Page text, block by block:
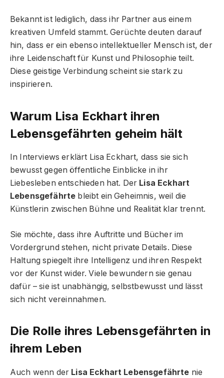
Bekannt ist lediglich, dass ihr Partner aus einem
kreativen Umfeld stammt. Gerüchte deuten darauf
hin, dass er ein ebenso intellektueller Mensch ist, der
ihre Leidenschaft für Kunst und Philosophie teilt.
Diese geistige Verbindung scheint sie stark zu
inspirieren.
Warum Lisa Eckhart ihren
Lebensgefährten geheim hält
In Interviews erklärt Lisa Eckhart, dass sie sich
bewusst gegen öffentliche Einblicke in ihr
Liebesleben entschieden hat. Der Lisa Eckhart
Lebensgefährte bleibt ein Geheimnis, weil die
Künstlerin zwischen Bühne und Realität klar trennt.
Sie möchte, dass ihre Auftritte und Bücher im
Vordergrund stehen, nicht private Details. Diese
Haltung spiegelt ihre Intelligenz und ihren Respekt
vor der Kunst wider. Viele bewundern sie genau
dafür – sie ist unabhängig, selbstbewusst und lässt
sich nicht vereinnahmen.
Die Rolle ihres Lebensgefährten in
ihrem Leben
Auch wenn der Lisa Eckhart Lebensgefährte nie